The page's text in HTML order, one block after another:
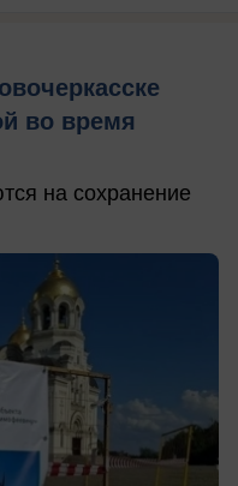
во время
на сохранение